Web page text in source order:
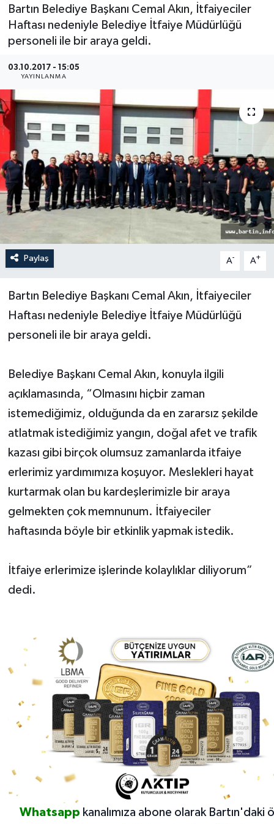
Bartın Belediye Başkanı Cemal Akın, İtfaiyeciler
Haftası nedeniyle Belediye İtfaiye Müdürlüğü
personeli ile bir araya geldi.
03.10.2017 - 15:05
YAYINLANMA
Paylaş A- A+
Bartın Belediye Başkanı Cemal Akın, İtfaiyeciler
Haftası nedeniyle Belediye İtfaiye Müdürlüğü
personeli ile bir araya geldi.
Belediye Başkanı Cemal Akın, konuyla ilgili
açıklamasında, “Olmasını hiçbir zaman
istemediğimiz, olduğunda da en zararsız şekilde
atlatmak istediğimiz yangın, doğal afet ve trafik
kazası gibi birçok olumsuz zamanlarda itfaiye
erlerimiz yardımımıza koşuyor. Meslekleri hayat
kurtarmak olan bu kardeşlerimizle bir araya
gelmekten çok memnunum. İtfaiyeciler
haftasında böyle bir etkinlik yapmak istedik.
İtfaiye erlerimize işlerinde kolaylıklar diliyorum”
dedi.
Whatsapp kanalımıza abone olarak Bartın'daki
Medya
Sivil Toplum
Siyaset
Spor
Tarım
Turizm
Yerel Yönetimler
DÜNYA